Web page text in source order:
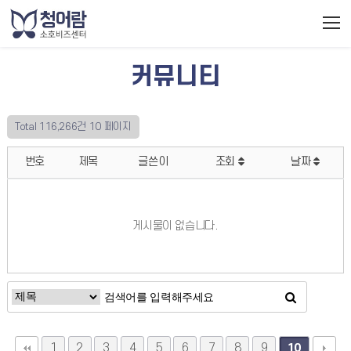
커뮤니티
Total 116,266건 10 페이지
번호 제목 글쓴이 조회 날짜
게시물이 없습니다.
1 2 3 4 5 6 7 8 9 10